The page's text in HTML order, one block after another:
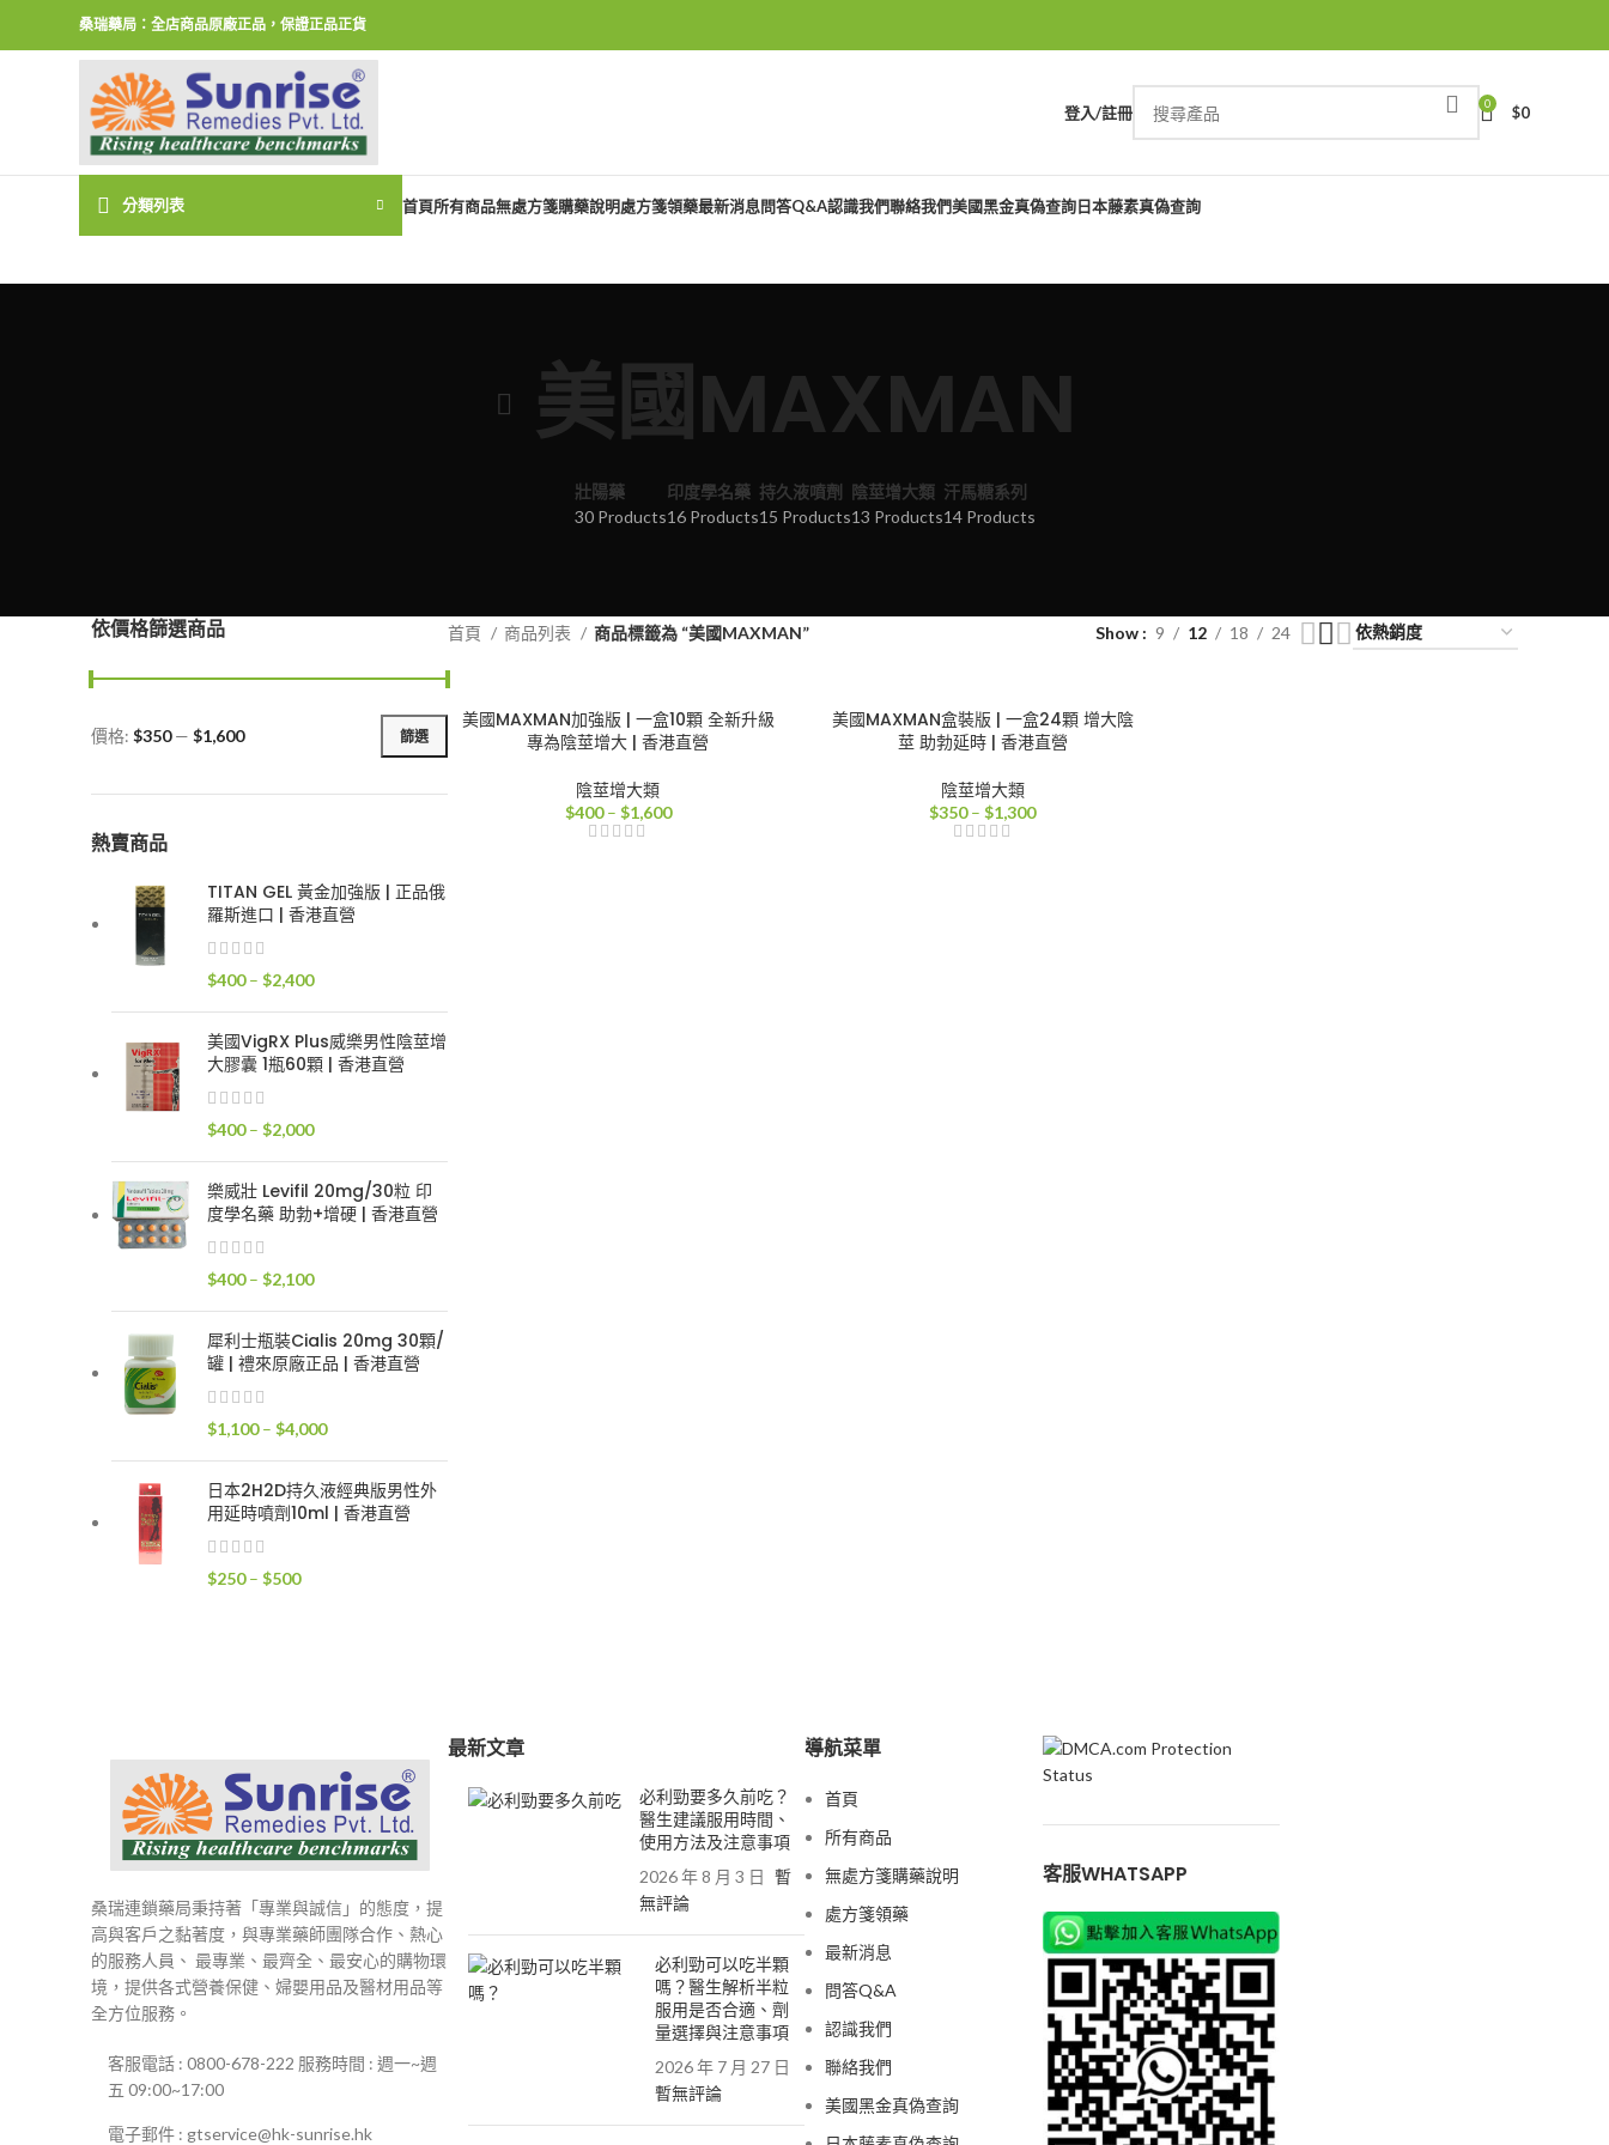
桑瑞藥局：全店商品原廠正品，保證正品正貨
登入/註冊 0 $0
分類列表 首頁所有商品無處方箋購藥說明處方箋領藥最新消息問答Q&A認識我們聯絡我們美國黑金真偽查詢日本藤素真偽查詢
美國MAXMAN
壯陽藥
30 Products
印度學名藥
16 Products
持久液噴劑
15 Products
陰莖增大類
13 Products
汗馬糖系列
14 Products
依價格篩選商品
最
價
最
價
篩選
價格: $350— $1,600
熱賣商品
TITAN GEL 黃金加強版 | 正品俄
羅斯進口 | 香港直營
$400 – $2,400價
圍：
$2,400
美國VigRX Plus威樂男性陰莖增
大膠囊 1瓶60顆 | 香港直營
$400 – $2,000價
範
圍：
$2,000
樂威壯 Levifil 20mg/30粒 印
度學名藥 助勃+增硬 | 香港直營
$400 – $2,100價
範
圍：
$2,100
犀利士瓶裝Cialis 20mg 30顆/
罐 | 禮來原廠正品 | 香港直營
$1,100 – $4,000價
範
圍：
日本2H2D持久液經典版男性外
用延時噴劑10ml | 香港直營
$250 – $500價
首頁 商品列表 商品標籤為 “美國MAXMAN” Show 9 12 18 24
美國MAXMAN加強版 | 一盒10顆 全新升級
專為陰莖增大 | 香港直營
陰莖增大類
$400 – $1,600價
美國MAXMAN盒裝版 | 一盒24顆 增大陰
莖 助勃延時 | 香港直營
陰莖增大類
$350 – $1,300價
桑瑞連鎖藥局秉持著「專業與誠信」的態度，提
高與客戶之黏著度，與專業藥師團隊合作、熱心
的服務人員、 最專業、最齊全、最安心的購物環
境，提供各式營養保健、婦嬰用品及醫材用品等
全方位服務。
客服電話 : 0800-678-222 服務時間 : 週一~週
五 09:00~17:00
電子郵件 : gtservice@hk-sunrise.hk
最新文章
必利勁要多久前吃？
醫生建議服用時間、
使用方法及注意事項
2026 年 8 月 3 日 暫
無評論
必利勁可以吃半顆
嗎？醫生解析半粒
服用是否合適、劑
量選擇與注意事項
2026 年 7 月 27 日
暫無評論
導航菜單
首頁
所有商品
無處方箋購藥說明
處方箋領藥
最新消息
問答Q&A
認識我們
聯絡我們
美國黑金真偽查詢
客服WHATSAPP